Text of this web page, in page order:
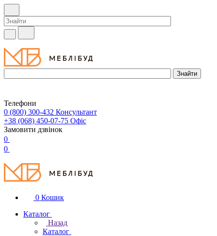
Телефони
0 (800) 300-432 Консультант
+38 (068) 450-07-75 Офіс
Замовити дзвінок
0
0
0 Кошик
Каталог
Назад
Каталог